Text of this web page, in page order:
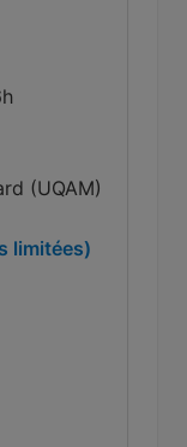
(UQAM)
limitées)